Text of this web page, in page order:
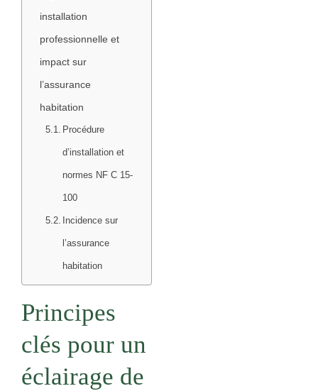
installation
professionnelle et
impact sur
l’assurance
habitation
Procédure
d’installation et
normes NF C 15-
100
Incidence sur
l’assurance
habitation
Principes
clés pour un
éclairage de